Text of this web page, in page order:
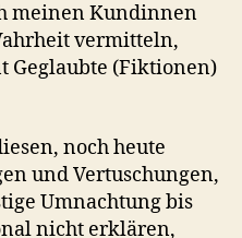
meinen Kundinnen
vermitteln,
Geglaubte (Fiktionen)
noch heute
und Vertuschungen,
Umnachtung bis
nicht erklären,